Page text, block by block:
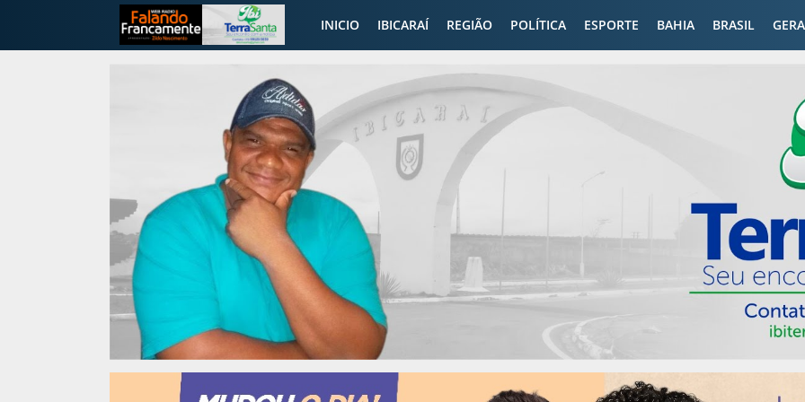
INICIO IBICARAÍ REGIÃO POLÍTICA ESPORTE BAHIA BRASIL